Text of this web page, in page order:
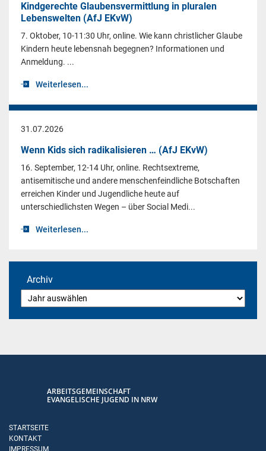
Kindgerechte Glaubensvermittlung in pluralen
Lebenswelten (AfJ EKvW)
7. Oktober, 10-11:30 Uhr, online. Wie kann christlicher Glaube
Kindern heute lebensnah begegnen? Informationen und
Anmeldung. ...
Weiterlesen...
31.07.2026
Wenn Kids sich radikalisieren … (AfJ EKvW)
16. September, 12-14 Uhr, online. Rechtsextreme,
antisemitische und andere menschenfeindliche Botschaften
erreichen Kinder und Jugendliche heute auf
unterschiedlichsten Wegen – über Social Medi...
Weiterlesen...
Archiv
ARBEITSGEMEINSCHAFT
EVANGELISCHE JUGEND IN NRW
STARTSEITE
KONTAKT
IMPRESSUM